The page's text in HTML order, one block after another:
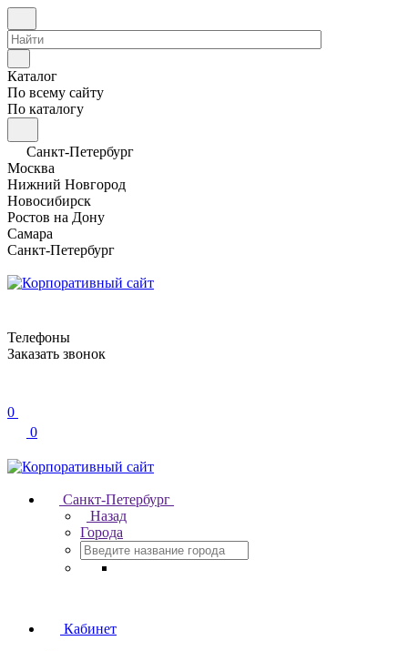
Каталог
По всему сайту
По каталогу
Санкт-Петербург
Москва
Нижний Новгород
Новосибирск
Ростов на Дону
Самара
Санкт-Петербург
Телефоны
Заказать звонок
0
0
Санкт-Петербург
Назад
Города
Кабинет